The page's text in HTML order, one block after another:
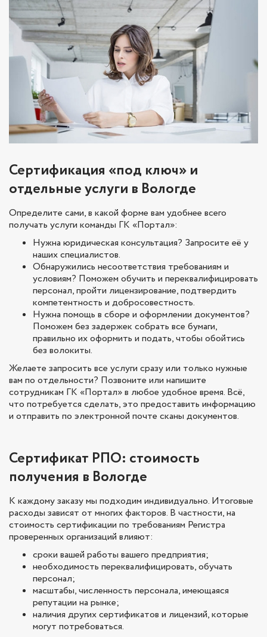
Сертификация «под ключ» и
отдельные услуги в Вологде
Определите сами, в какой форме вам удобнее всего
получать услуги команды ГК «Портал»:
Нужна юридическая консультация? Запросите её у
наших специалистов.
Обнаружились несоответствия требованиям и
условиям? Поможем обучить и переквалифицировать
персонал, пройти лицензирование, подтвердить
компетентность и добросовестность.
Нужна помощь в сборе и оформлении документов?
Поможем без задержек собрать все бумаги,
правильно их оформить и подать, чтобы обойтись
без волокиты.
Желаете запросить все услуги сразу или только нужные
вам по отдельности? Позвоните или напишите
сотрудникам ГК «Портал» в любое удобное время. Всё,
что потребуется сделать, это предоставить информацию
и отправить по электронной почте сканы документов.
Сертификат РПО: стоимость
получения в Вологде
К каждому заказу мы подходим индивидуально. Итоговые
расходы зависят от многих факторов. В частности, на
стоимость сертификации по требованиям Регистра
проверенных организаций влияют:
сроки вашей работы вашего предприятия;
необходимость переквалифицировать, обучать
персонал;
масштабы, численность персонала, имеющаяся
репутации на рынке;
наличия других сертификатов и лицензий, которые
могут потребоваться.